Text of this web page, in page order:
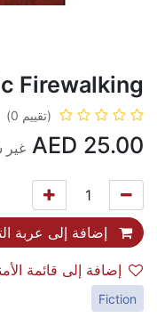
Firewalking
(تقييم 0)
25.00 غير
إضافة إلى عربة
إضافة إلى قائمة
Fiction